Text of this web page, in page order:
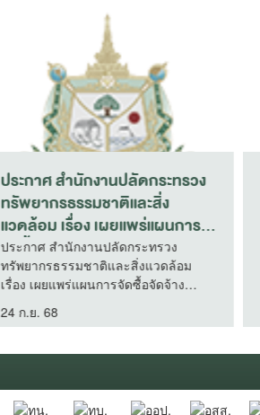
ประกาศ สำนักงานปลัดกระทรวง
ทรัพยากรธรรมชาติและสิ่ง
แวดล้อม เรื่อง เผยแพร่แผนการ
จัดซื้อจัดจ้าง ประจำปีงบประมาณ
พ.ศ. 2569
ประกาศ สำนักงานปลัดกระทรวง
ทรัพยากรธรรมชาติและสิ่งแวดล้อม
เรื่อง เผยแพร่แผนการจัดซื้อจัดจ้าง
23 ก.ย. 68